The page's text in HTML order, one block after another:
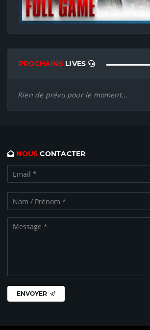
PROCHAINSLIVES
Rien de prévu pour le moment...
NOUS CONTACTER
ENVOYER